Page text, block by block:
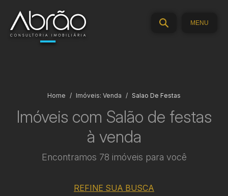
MENU
Home Imóveis: Venda Salao De Festas
Imóveis com Salão de festas
à venda
Encontramos 78 imóveis para você
REFINE SUA BUSCA